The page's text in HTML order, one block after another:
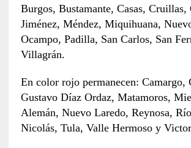
Burgos, Bustamante, Casas, Cruillas,
Jiménez, Méndez, Miquihuana,
Ocampo, Padilla, San Carlos, San
Villagrán.
En color rojo permanecen: Camargo,
Gustavo Díaz Ordaz, Matamoros,
Alemán, Nuevo Laredo, Reynosa,
Nicolás, Tula, Valle Hermoso y